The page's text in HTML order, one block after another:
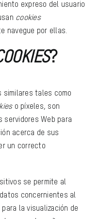
expreso del usuario
cookies
navegue por ellas.
?
similares tales como
o píxeles, son
servidores Web para
acerca de sus
un correcto
se permite al
concernientes al
la visualización de